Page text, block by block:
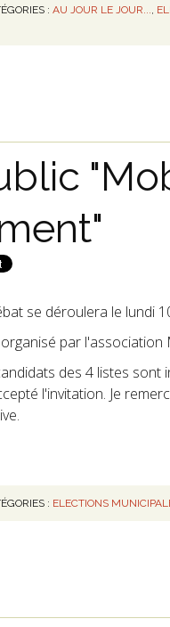
:AU JOUR LE JOUR...,
se déroulera le lundi
par l'association
des 4 listes sont
l'invitation. Je
: ELECTIONS